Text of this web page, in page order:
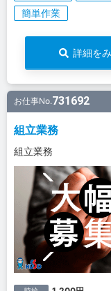
簡単作業
詳細を
お仕事No.731692
組立業務
組立業務